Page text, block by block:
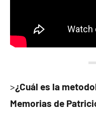
>¿Cuál es la
Memorias de